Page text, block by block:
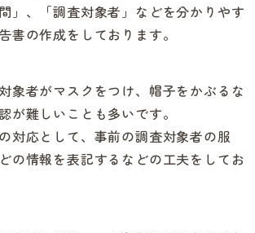
」、「調査対象者」などを分かりやす
書の作成をしております。
象者がマスクをつけ、帽子をかぶるな
が難しいことも多いです。
対応として、事前の調査対象者の服
の情報を表記するなどの工夫をしてお